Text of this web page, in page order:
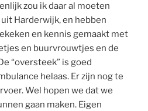
zou ik daar al moeten
Harderwijk, en hebben
en kennis gemaakt met
en buurvrouwtjes en de
“oversteek” is goed
helaas. Er zijn nog te
Wel hopen we dat we
gaan maken. Eigen